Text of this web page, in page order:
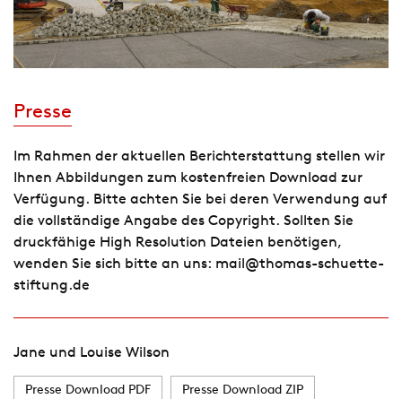
Presse
Im Rahmen der aktuellen Berichterstattung stellen wir
Ihnen Abbildungen zum kostenfreien Download zur
Verfügung. Bitte achten Sie bei deren Verwendung auf
die vollständige Angabe des Copyright. Sollten Sie
druckfähige High Resolution Dateien benötigen,
wenden Sie sich bitte an uns: mail@thomas-schuette-
stiftung.de
Jane und Louise Wilson
Presse Download PDF Presse Download ZIP